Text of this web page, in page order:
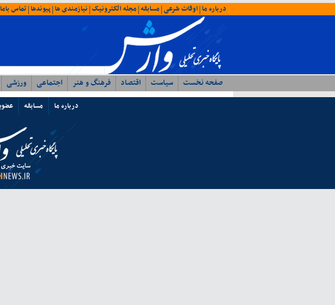
درباره ما| اوقات شرعی| مسابقه| مجله الکترونیک| نیازمندی ها| پیوندها| تماس باما
صفحه نخست سیاست اقتصاد فرهنگ و هنر اجتماعی ورزشی
درباره ما مسابقه